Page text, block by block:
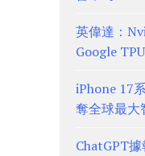
英偉達：
Google
iPhone 17
奪全球最大
ChatGPT